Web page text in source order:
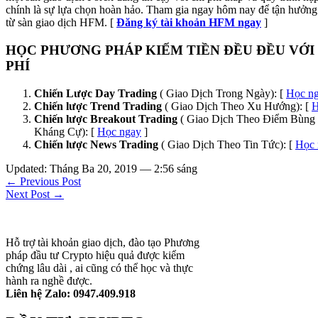
chính là sự lựa chọn hoàn hảo. Tham gia ngay hôm nay để tận
từ sàn giao dịch HFM. [ Đăng ký tài khoản HFM ngay ]
HỌC PHƯƠNG PHÁP KIẾM TIỀN ĐỀU ĐỀU
PHÍ
Chiến Lược Day Trading ( Giao Dịch Trong Ngày): [ Học
Chiến lược Trend Trading ( Giao Dịch Theo Xu Hướng): [
Chiến lược Breakout Trading ( Giao Dịch Theo Điểm Bùng
Kháng Cự): [ Học ngay ]
Chiến lược News Trading ( Giao Dịch Theo Tin Tức): [ Học
Updated: Tháng Ba 20, 2019 — 2:56 sáng
← Previous Post
Next Post →
Hỗ trợ tài khoản giao dịch, đào tạo Phương
pháp đầu tư Crypto hiệu quả được kiểm
chứng lâu dài , ai cũng có thể học và thực
hành ra nghề được.
Liên hệ Zalo: 0947.409.918